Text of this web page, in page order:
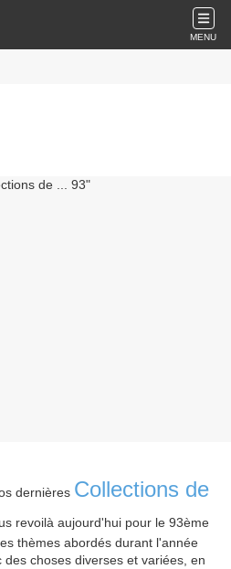
MENU
dernières Collections de
revoilà aujourd'hui pour le 93ème
thèmes abordés durant l'année
des choses diverses et variées, en